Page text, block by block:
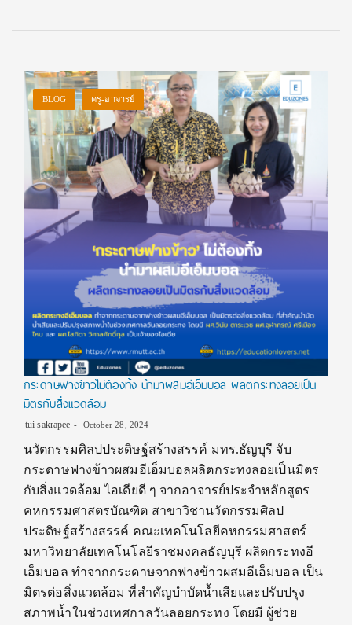
BLOG ครู-อาจารย์
กระดาษฟางข้าวไม่ต้องทิ้ง นำมาผสมอีเอ็มบอล ผลิตกระทงลอยเป็น
มิตรกับสิ่งแวดล้อม
tui sakrapee October 28, 2024
นวัตกรรมศิลปประดิษฐ์สร้างสรรค์ มทร.ธัญบุรี จับ
กระดาษฟางข้าวผสมอีเอ็มบอลผลิตกระทงลอยเป็นมิตร
กับสิ่งแวดล้อม ไอเดียดี ๆ จากอาจารย์ประจำหลักสูตร
คหกรรมศาสตรบัณฑิต สาขาวิชานวัตกรรมศิลป
ประดิษฐ์สร้างสรรค์ คณะเทคโนโลยีคหกรรมศาสตร์
มหาวิทยาลัยเทคโนโลยีราชมงคลธัญบุรี ผลิตกระทงอี
เอ็มบอล ทำจากกระดาษจากฟางข้าวผสมอีเอ็มบอล เป็น
มิตรต่อสิ่งแวดล้อม ที่สำคัญบำบัดน้ำเสียและปรับปรุง
สภาพน้ำในช่วงเทศกาลวันลอยกระทง โดยมี ผู้ช่วย